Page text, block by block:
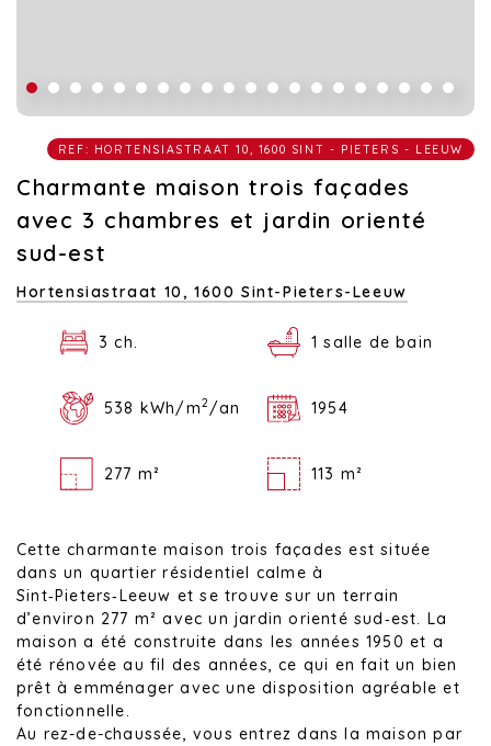
REF: HORTENSIASTRAAT 10, 1600 SINT - PIETERS - LEEUW
Charmante maison trois façades
avec 3 chambres et jardin orienté
sud-est
Hortensiastraat 10,1600 Sint-Pieters-Leeuw
3 ch. 1 salle de bain
538 kWh/m2 /an 1954
277 m² 113 m²
Cette charmante maison trois façades est située
dans un quartier résidentiel calme à
Sint‑Pieters‑Leeuw et se trouve sur un terrain
d’environ 277 m² avec un jardin orienté sud‑est. La
maison a été construite dans les années 1950 et a
été rénovée au fil des années, ce qui en fait un bien
prêt à emménager avec une disposition agréable et
fonctionnelle.
Au rez-de-chaussée, vous entrez dans la maison par